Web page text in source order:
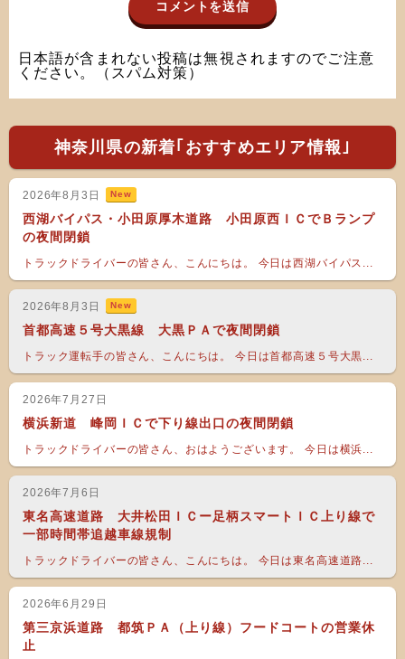
日本語が含まれない投稿は無視されますのでご注意
ください。（スパム対策）
神奈川県の新着｢おすすめエリア情報｣
2026年8月3日 New
西湖バイパス・小田原厚木道路 小田原西ＩＣでＢランプ
の夜間閉鎖
トラックドライバーの皆さん、こんにちは。 今日は西湖バイパス...
2026年8月3日 New
首都高速５号大黒線 大黒ＰＡで夜間閉鎖
トラック運転手の皆さん、こんにちは。 今日は首都高速５号大黒...
2026年7月27日
横浜新道 峰岡ＩＣで下り線出口の夜間閉鎖
トラックドライバーの皆さん、おはようございます。 今日は横浜...
2026年7月6日
東名高速道路 大井松田ＩＣー足柄スマートＩＣ上り線で
一部時間帯追越車線規制
トラックドライバーの皆さん、こんにちは。 今日は東名高速道路...
2026年6月29日
第三京浜道路 都筑ＰＡ（上り線）フードコートの営業休
止